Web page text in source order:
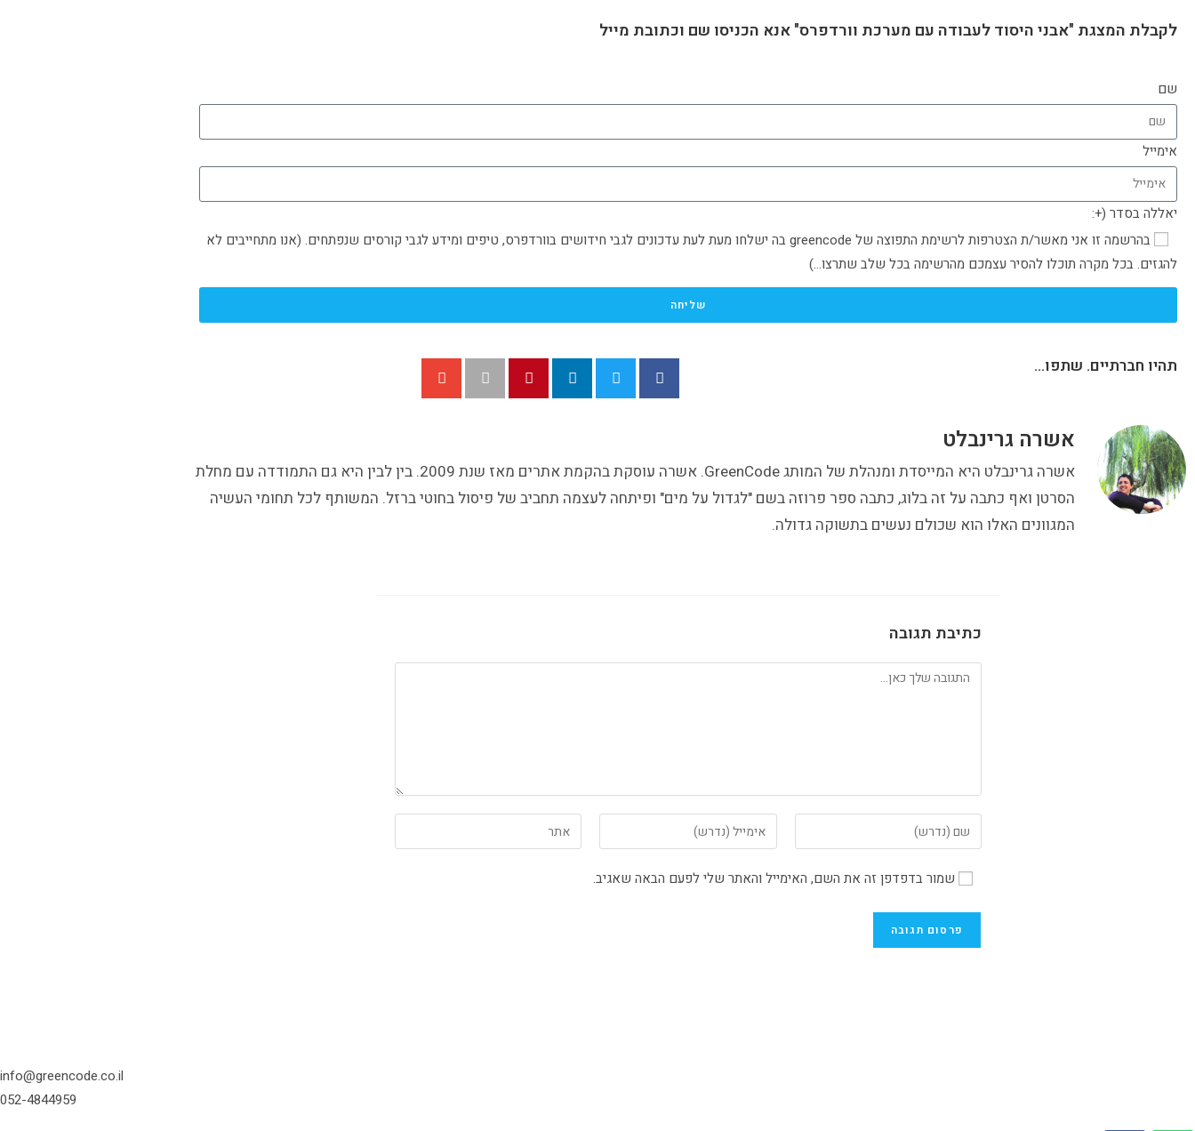
לקבלת המצגת "אבני היסוד לעבודה עם מערכת וורדפרס" אנא הכניסו שם וכתובת מייל
שם
אימייל
יאללה בסדר (+:
בהרשמה זו אני מאשר/ת הצטרפות לרשימת התפוצה של greencode בה ישלחו מעת לעת עדכונים לגבי חידושים בוורדפרס, טיפים ומידע לגבי קורסים שנפתחים. (אנו מתחייבים לא
להגזים. בכל מקרה תוכלו להסיר עצמכם מהרשימה בכל שלב שתרצו…)
שליחה
תהיו חברתיים. שתפו...
אשרה גרינבלט
אשרה גרינבלט היא המייסדת ומנהלת של המותג GreenCode. אשרה עוסקת בהקמת אתרים מאז שנת 2009. בין לבין היא גם התמודדה עם מחלת
הסרטן ואף כתבה על זה בלוג, כתבה ספר פרוזה בשם "לגדול על מים" ופיתחה לעצמה תחביב של פיסול בחוטי ברזל. המשותף לכל תחומי העשיה
המגוונים האלו הוא שכולם נעשים בתשוקה גדולה.
כתיבת תגובה
שמור בדפדפן זה את השם, האימייל והאתר שלי לפעם הבאה שאגיב.
info@greencode.co.il
052-4844959